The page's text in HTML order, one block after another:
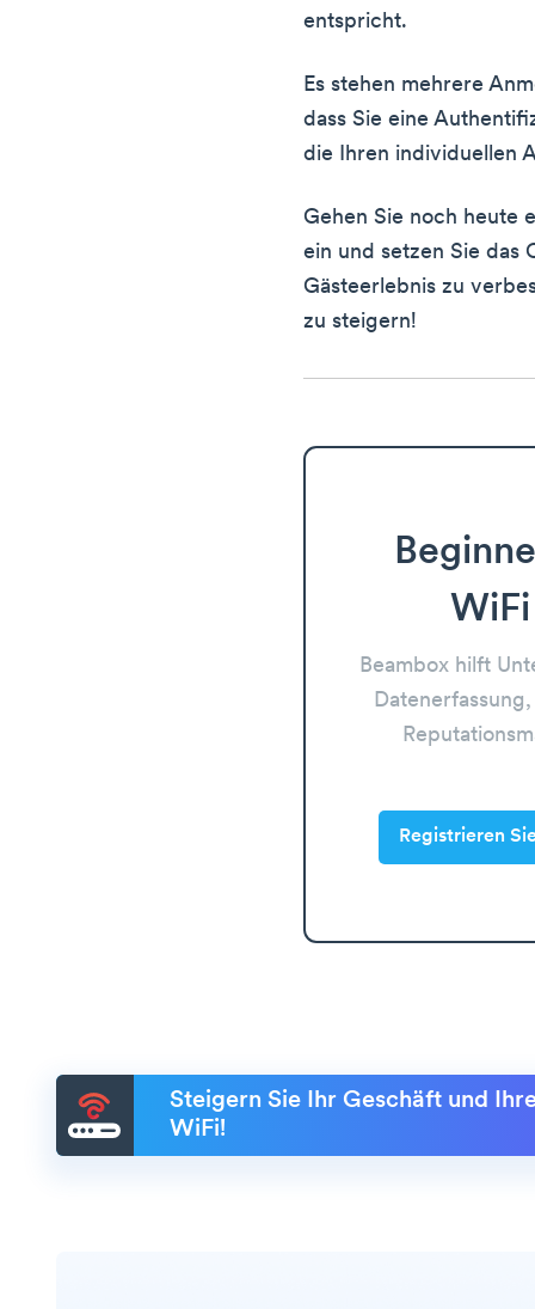
entspricht.
Es stehen mehrere
dass Sie eine
die Ihren individuellen
Gehen Sie noch heute
ein und setzen Sie das
Gästeerlebnis zu
zu steigern!
Beambox hilft
Registrieren
Steigern Sie Ihr Geschäft und
WiFi!